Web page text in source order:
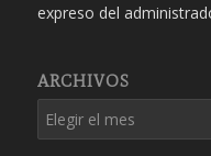
expreso del
ARCHIVOS